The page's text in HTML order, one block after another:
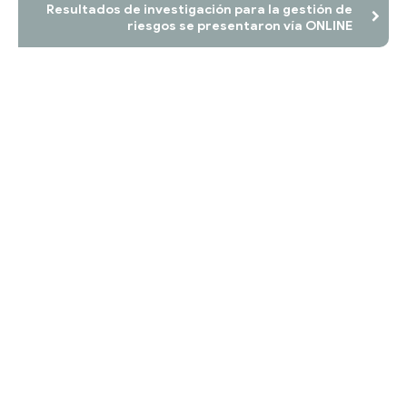
Resultados de investigación para la gestión de
riesgos se presentaron vía ONLINE